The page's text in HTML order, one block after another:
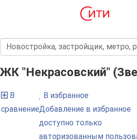
ЖК "Некрасовский"
В
сравнение
В избранное
Добавление в избранное
доступно только
авторизованным